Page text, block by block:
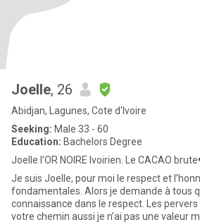
Joelle, 26
Abidjan, Lagunes, Cote d'Ivoire
Seeking: Male 33 - 60
Education: Bachelors Degree
Joelle l’OR NOIRE Ivoirien. Le CACAO
Je suis Joelle, pour moi le respect et
fondamentales. Alors je demande à tous
connaissance dans le respect. Les
votre chemin aussi je n’ai pas une valeur